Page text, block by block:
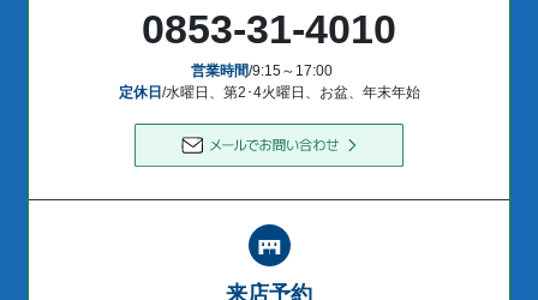
0853-31-4010
営業時間/9:15～17:00
定休日/水曜日、第2･4火曜日、お盆、年末年始
来店予約